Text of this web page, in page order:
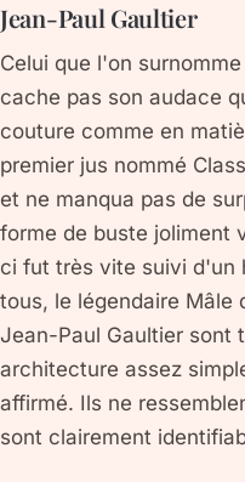
Jean-Paul Gaultier
Celui que l'on
cache pas son audace
couture comme en
premier jus nommé
et ne manqua pas de
forme de buste joliment
ci fut très vite suivi d'un
tous, le légendaire Mâle
Jean-Paul Gaultier sont
architecture assez
affirmé. Ils ne
sont clairement